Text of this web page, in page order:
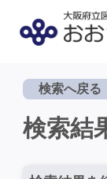
検索へ戻る
検索結